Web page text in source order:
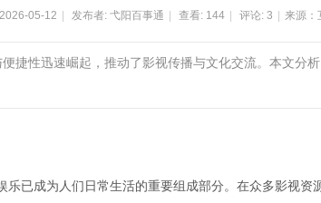
2026-05-12 发布者: 弋阳百事通 查看: 144 评论: 3 来源：
捷性迅速崛起，推动了影视传播与文化交流。本文分
乐已成为人们日常生活的重要组成部分。在众多影视资